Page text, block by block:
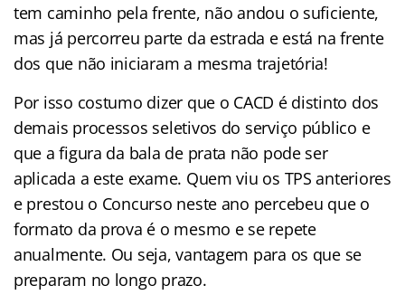
tem caminho pela frente, não andou o suficiente,
mas já percorreu parte da estrada e está na frente
dos que não iniciaram a mesma trajetória!
Por isso costumo dizer que o CACD é distinto dos
demais processos seletivos do serviço público e
que a figura da bala de prata não pode ser
aplicada a este exame. Quem viu os TPS anteriores
e prestou o Concurso neste ano percebeu que o
formato da prova é o mesmo e se repete
anualmente. Ou seja, vantagem para os que se
preparam no longo prazo.